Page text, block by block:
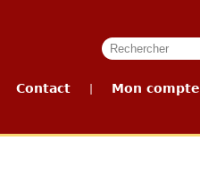
Contact Mon compte